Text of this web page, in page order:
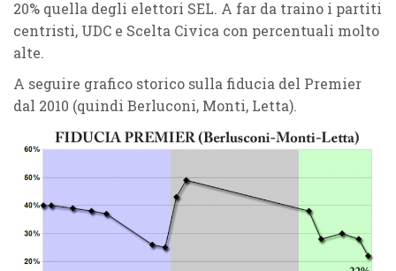
20% quella degli elettori SEL. A far da traino i partiti
centristi, UDC e Scelta Civica con percentuali molto
alte.
A seguire grafico storico sulla fiducia del Premier
dal 2010 (quindi Berluconi, Monti, Letta).